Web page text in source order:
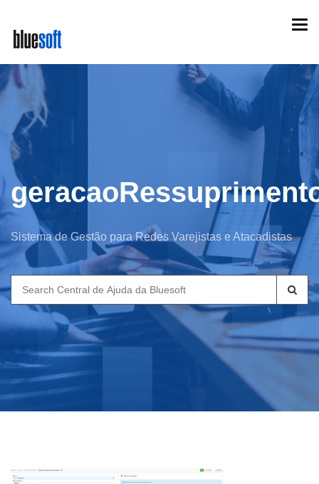
main
content
Sistema de Gestão para Redes Varejistas e Atacadistas
Search
for: